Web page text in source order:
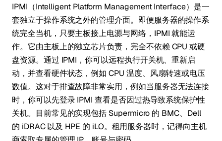
IPMI（Intelligent Platform Management Interface）是一
套独立于操作系统之外的管理介面。即便服务器的操作系
统完全当机，只要主板接上电源与网络，IPMI 就能运
作。它由主板上的独立芯片负责，完全不依赖 CPU 或硬
盘资源。通过 IPMI，你可以远程执行开关机、重新启
动，并查看硬件状态，例如 CPU 温度、风扇转速或电压
数值。这对于排查故障非常实用，例如当服务器无法连接
时，你可以先登录 IPMI 查看是否因过热导致系统保护性
关机。目前常见的实现包括 Supermicro 的 BMC、Dell
的 iDRAC 以及 HPE 的 iLO。租用服务器时，记得向主机